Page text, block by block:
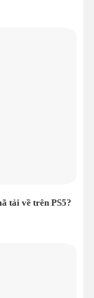
tải về trên PS5?